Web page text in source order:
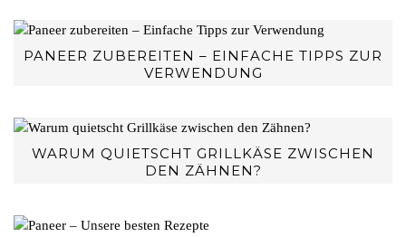
PANEER ZUBEREITEN – EINFACHE TIPPS ZUR
VERWENDUNG
WARUM QUIETSCHT GRILLKÄSE ZWISCHEN
DEN ZÄHNEN?